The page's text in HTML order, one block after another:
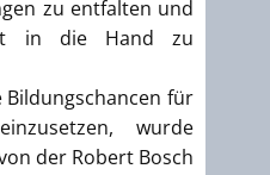
zu entfalten und
in die Hand zu
für
wurde
der Robert Bosch